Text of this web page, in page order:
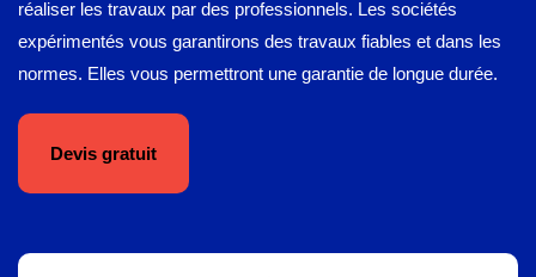
réaliser les travaux par des professionnels. Les sociétés
expérimentés vous garantirons des travaux fiables et dans les
normes. Elles vous permettront une garantie de longue durée.
Devis gratuit